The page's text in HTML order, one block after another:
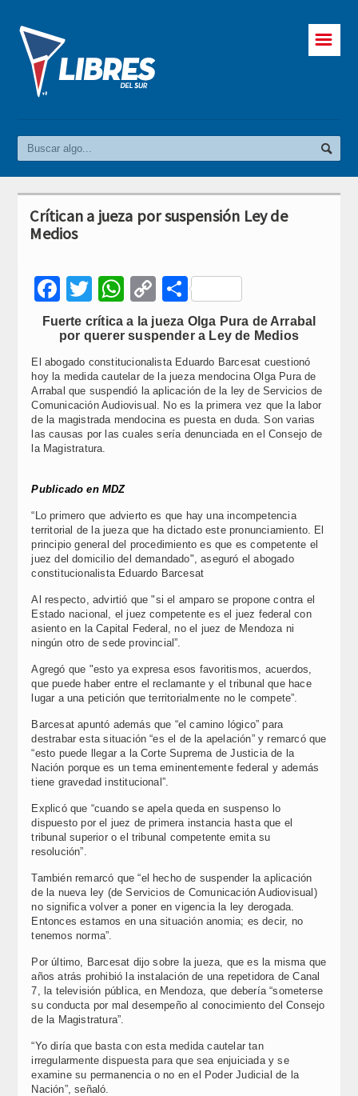
☰
Crítican a jueza por suspensión Ley de
Medios
Facebook
Twitter
WhatsApp
Copy
Link
Compartir
Fuerte crítica a la jueza Olga Pura de Arrabal
por querer suspender a Ley de Medios
El abogado constitucionalista Eduardo Barcesat cuestionó
hoy la medida cautelar de la jueza mendocina Olga Pura de
Arrabal que suspendió la aplicación de la ley de Servicios de
Comunicación Audiovisual. No es la primera vez que la labor
de la magistrada mendocina es puesta en duda. Son varias
las causas por las cuales sería denunciada en el Consejo de
la Magistratura.
Publicado en MDZ
“Lo primero que advierto es que hay una incompetencia
territorial de la jueza que ha dictado este pronunciamiento. El
principio general del procedimiento es que es competente el
juez del domicilio del demandado", aseguró el abogado
constitucionalista Eduardo Barcesat
Al respecto, advirtió que "si el amparo se propone contra el
Estado nacional, el juez competente es el juez federal con
asiento en la Capital Federal, no el juez de Mendoza ni
ningún otro de sede provincial”.
Agregó que "esto ya expresa esos favoritismos, acuerdos,
que puede haber entre el reclamante y el tribunal que hace
lugar a una petición que territorialmente no le compete”.
Barcesat apuntó además que “el camino lógico” para
destrabar esta situación “es el de la apelación” y remarcó que
“esto puede llegar a la Corte Suprema de Justicia de la
Nación porque es un tema eminentemente federal y además
tiene gravedad institucional”.
Explicó que “cuando se apela queda en suspenso lo
dispuesto por el juez de primera instancia hasta que el
tribunal superior o el tribunal competente emita su
resolución”.
También remarcó que “el hecho de suspender la aplicación
de la nueva ley (de Servicios de Comunicación Audiovisual)
no significa volver a poner en vigencia la ley derogada.
Entonces estamos en una situación anomia; es decir, no
tenemos norma”.
Por último, Barcesat dijo sobre la jueza, que es la misma que
años atrás prohibió la instalación de una repetidora de Canal
7, la televisión pública, en Mendoza, que debería “someterse
su conducta por mal desempeño al conocimiento del Consejo
de la Magistratura”.
“Yo diría que basta con esta medida cautelar tan
irregularmente dispuesta para que sea enjuiciada y se
examine su permanencia o no en el Poder Judicial de la
Nación”, señaló.